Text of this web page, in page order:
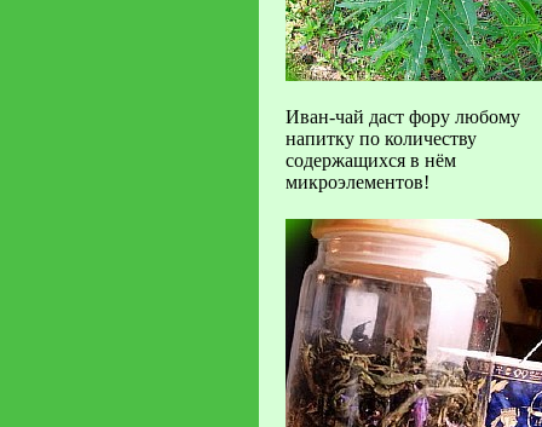
Иван-чай даст фору любому
напитку по количеству
содержащихся в нём
микроэлементов!